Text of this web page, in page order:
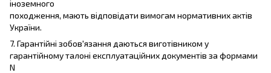
іноземного
походження, мають відповідати вимогам нормативних актів
України.
7. Гарантійні зобов'язання даються виготівником у
гарантійному талоні експлуатаційних документів за формами
N